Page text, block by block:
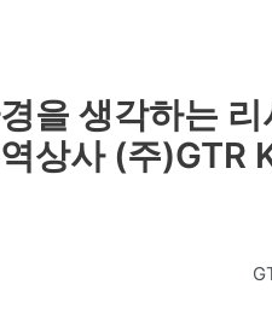
을 생각하는 리
상사 (주)GTR